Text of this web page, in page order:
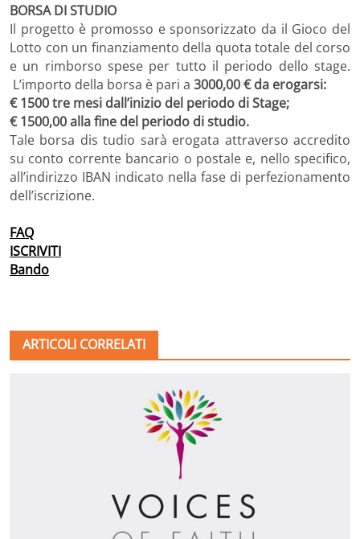
BORSA DI STUDIO
Il progetto è promosso e sponsorizzato da il Gioco del
Lotto con un finanziamento della quota totale del corso
e un rimborso spese per tutto il periodo dello stage.
L’importo della borsa è pari a 3000,00 € da erogarsi:
€ 1500 tre mesi dall’inizio del periodo di Stage;
€ 1500,00 alla fine del periodo di studio.
Tale borsa dis tudio sarà erogata attraverso accredito
su conto corrente bancario o postale e, nello specifico,
all’indirizzo IBAN indicato nella fase di perfezionamento
dell’iscrizione.
FAQ
ISCRIVITI
Bando
ARTICOLI CORRELATI